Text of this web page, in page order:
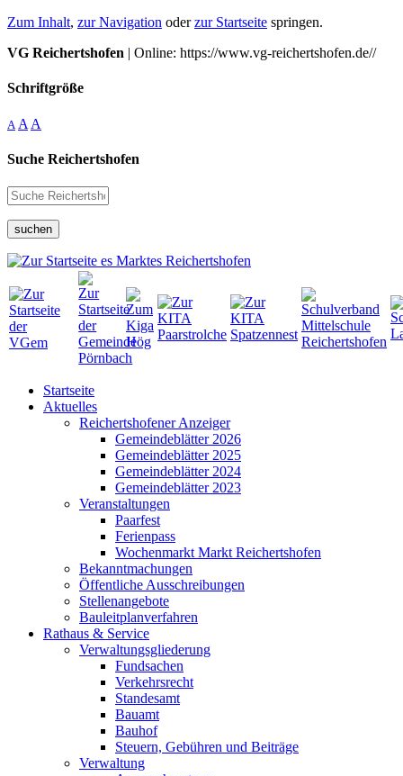
Zum Inhalt, zur Navigation oderzur Startseite springen.
VG Reichertshofen | Online: https://www.vg-reichertshofen.de//
Schriftgröße
A A A
Suche Reichertshofen
suchen
Startseite
Aktuelles
Reichertshofener Anzeiger
Gemeindeblätter 2026
Gemeindeblätter 2025
Gemeindeblätter 2024
Gemeindeblätter 2023
Veranstaltungen
Paarfest
Ferienpass
Wochenmarkt Markt Reichertshofen
Bekanntmachungen
Öffentliche Ausschreibungen
Stellenangebote
Bauleitplanverfahren
Rathaus & Service
Verwaltungsgliederung
Fundsachen
Verkehrsrecht
Standesamt
Bauamt
Bauhof
Steuern, Gebühren und Beiträge
Verwaltung